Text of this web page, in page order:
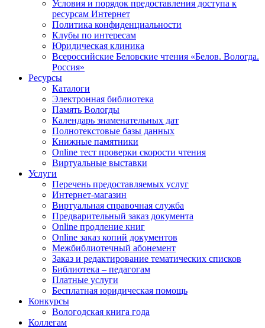
Условия и порядок предоставления доступа к
ресурсам Интернет
Политика конфиденциальности
Клубы по интересам
Юридическая клиника
Всероссийские Беловские чтения «Белов. Вологда.
Россия»
Ресурсы
Каталоги
Электронная библиотека
Память Вологды
Календарь знаменательных дат
Полнотекстовые базы данных
Книжные памятники
Online тест проверки скорости чтения
Виртуальные выставки
Услуги
Перечень предоставляемых услуг
Интернет-магазин
Виртуальная справочная служба
Предварительный заказ документа
Online продление книг
Online заказ копий документов
Межбиблиотечный абонемент
Заказ и редактирование тематических списков
Библиотека – педагогам
Платные услуги
Бесплатная юридическая помощь
Конкурсы
Вологодская книга года
Коллегам